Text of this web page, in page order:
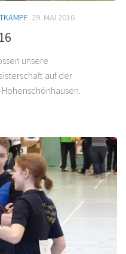
29. MAI 2016
unsere
auf der